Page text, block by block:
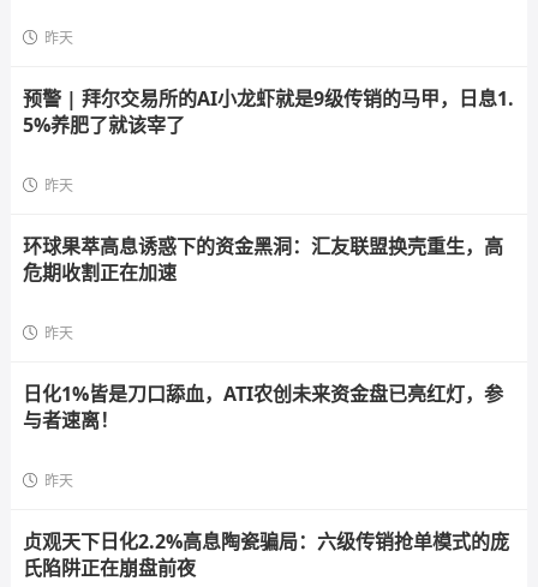
昨天
预警 | 拜尔交易所的AI小龙虾就是9级传销的马甲，日息1.
5%养肥了就该宰了
昨天
环球果萃高息诱惑下的资金黑洞：汇友联盟换壳重生，高
危期收割正在加速
昨天
日化1%皆是刀口舔血，ATI农创未来资金盘已亮红灯，参
与者速离！
昨天
贞观天下日化2.2%高息陶瓷骗局：六级传销抢单模式的庞
氏陷阱正在崩盘前夜